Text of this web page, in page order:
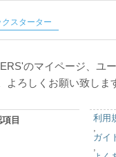
クスターター
のマイページ、ユ
よろしくお願い致しま
目 利用
ガイ